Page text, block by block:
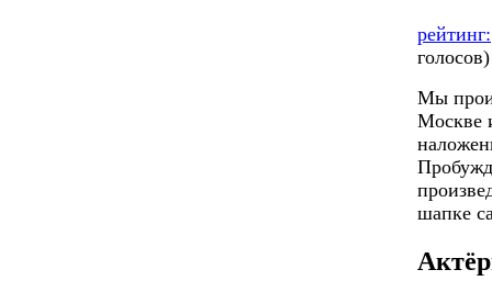
рейтинг:
голосов)
Мы
Москве
шапке